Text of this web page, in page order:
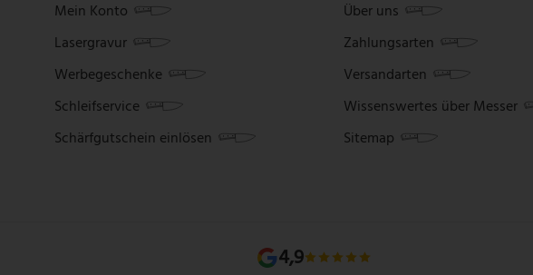
Mein Konto
Lasergravur
Werbegeschenke
Schleifservice
Schärfgutschein einlösen
Über uns
Zahlungsarten
Versandarten
Wissenswertes über Messer
Sitemap
4,9